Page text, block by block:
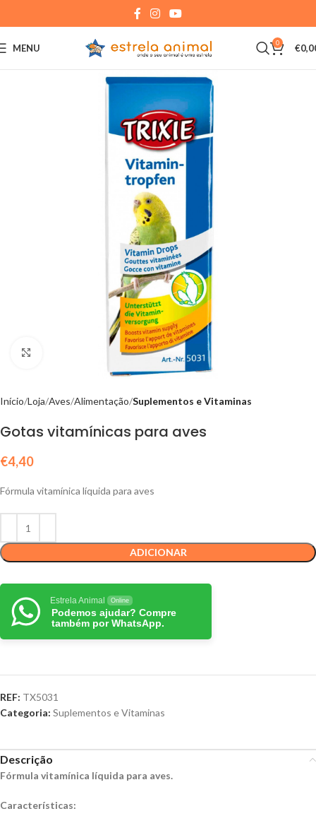
MENU 0 €
Início Loja Aves Alimentação Suplementos e Vitaminas
Gotas vitamínicas para aves
€4,40
Fórmula vitamínica líquida para aves
ADICIONAR
Estrela Animal Online
Podemos ajudar? Compre
também por WhatsApp.
REF: TX5031
Categoria: Suplementos e Vitaminas
Descrição
Fórmula vitamínica líquida para aves.
Características: